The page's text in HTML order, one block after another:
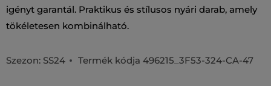
igényt garantál. Praktikus és stílusos nyári darab, amely
tökéletesen kombinálható.
Szezon: SS24 Termék kódja 496215_3F53-324-CA-47